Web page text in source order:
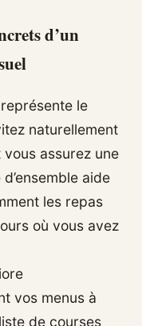
d’un
le
naturellement
assurez une
aide
les repas
où vous avez
vos menus à
de courses